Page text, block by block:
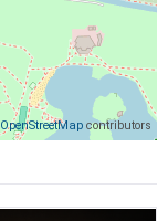
OpenStreetMap contributors